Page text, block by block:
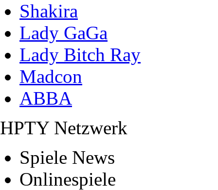
Shakira
Lady GaGa
Lady Bitch Ray
Madcon
ABBA
HPTY Netzwerk
Spiele News
Onlinespiele